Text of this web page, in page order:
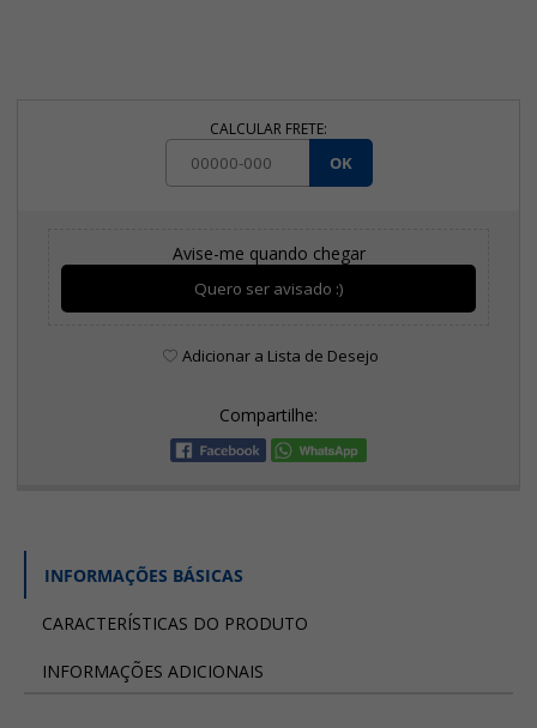
CALCULAR FRETE:
OK
Avise-me quando chegar
Quero ser avisado :)
Adicionar a Lista de Desejo
Compartilhe:
INFORMAÇÕES BÁSICAS
CARACTERÍSTICAS DO PRODUTO
INFORMAÇÕES ADICIONAIS